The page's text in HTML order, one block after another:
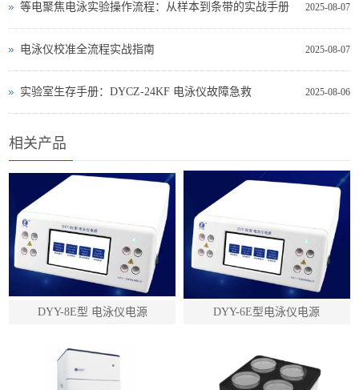
2025-08-07
等电聚焦电泳实验操作流程：从样本到条带的实战手册
2025-08-07
电泳仪校准全流程实战指南
2025-08-06
实验室生存手册：DYCZ-24KF 电泳仪故障急救
相关产品
DYY-8E型 电泳仪电源 DYY-6E型电泳仪电源